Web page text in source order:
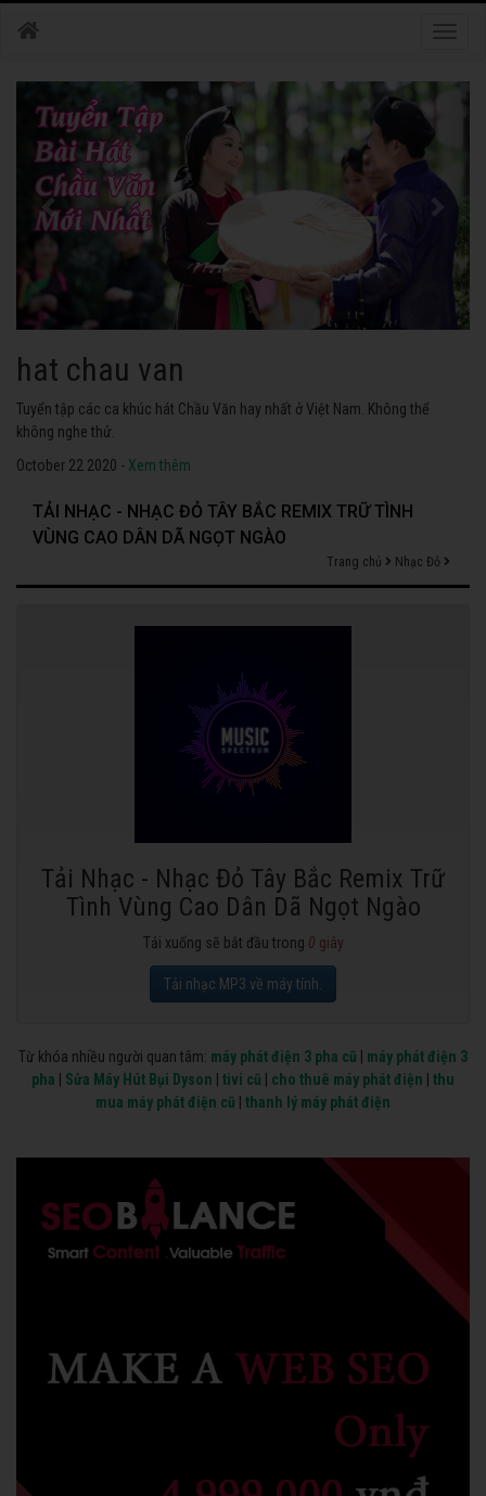
hat chau van
Tuyển tập các ca khúc hát Chầu Văn hay nhất ở Việt Nam. Không thể
không nghe thử.
October 22 2020 - Xem thêm
TẢI NHẠC - NHẠC ĐỎ TÂY BẮC REMIX TRỮ TÌNH
VÙNG CAO DÂN DÃ NGỌT NGÀO
Trang chủ Nhạc Đỏ
Tải Nhạc - Nhạc Đỏ Tây Bắc Remix Trữ
Tình Vùng Cao Dân Dã Ngọt Ngào
Tải xuống sẽ bắt đầu trong 0 giây
Tải nhạc MP3 về máy tính.
Từ khóa nhiều người quan tâm: máy phát điện 3 pha cũ
máy phát điện 3
pha
Sửa Máy Hút Bụi Dyson tivi cũ cho thuê máy phát điện
thu
mua máy phát điện cũ
thanh lý máy phát điện